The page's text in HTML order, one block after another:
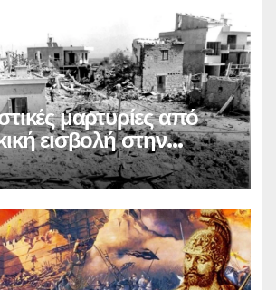
μαρτυρίες από
εισβολή στην